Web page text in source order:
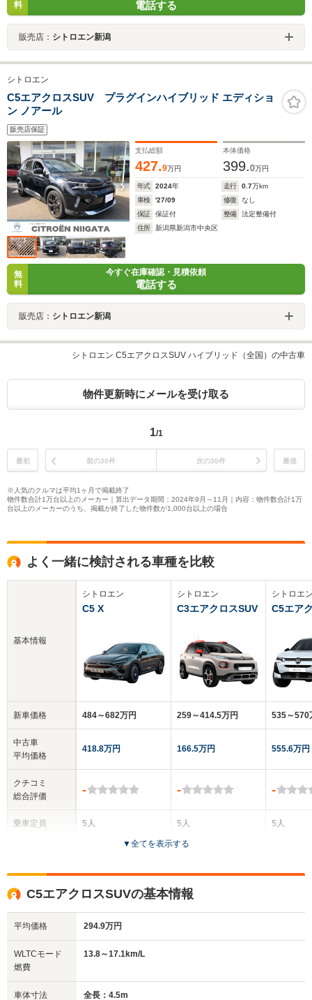
料
電話する
販売店： シトロエン新潟
シトロエン
C5エアクロスSUV プラグインハイブリッド エディショ
ン ノアール
販売店保証
支払総額
427.9万円
本体価格
399.0万円
年式 2024年 走行 0.7万km
車検
'27/09 修復
なし
保証
保証付 整備
法定整備付
住所
新潟県新潟市中央区
無
料
今すぐ在庫確認・見積依頼
電話する
販売店： シトロエン新潟
シトロエン C5エアクロスSUV ハイブリッド（全国）の中古車
物件更新時にメールを受け取る
1/1
最初 前の30件 次の30件 最後
※人気のクルマは平均1ヶ月で掲載終了
物件数合計1万台以上のメーカー｜算出データ期間：2024年9月～11月｜内容：物件数合計1万
台以上のメーカーのうち、掲載が終了した物件数が1,000台以上の場合
よく一緒に検討される車種を比較
基本情報
新車価格
中古車
平均価格
クチコミ
総合評価
乗車定員
サイズ
(全長x全幅x全高)
シトロエン
C5 X
484～682万円
418.8万円
-
5人
1.49m
全幅
1.87m
シトロエン
C3エアクロスSUV
259～414.5万円
166.5万円
-
5人
5ドア
シトロエ
C5エア
535～570
555.6万円
-
5人
▼全てを表示する
C5エアクロスSUVの基本情報
平均価格 294.9万円
WLTCモード
燃費
13.8～17.1km/L
車体寸法
全長：4.5m